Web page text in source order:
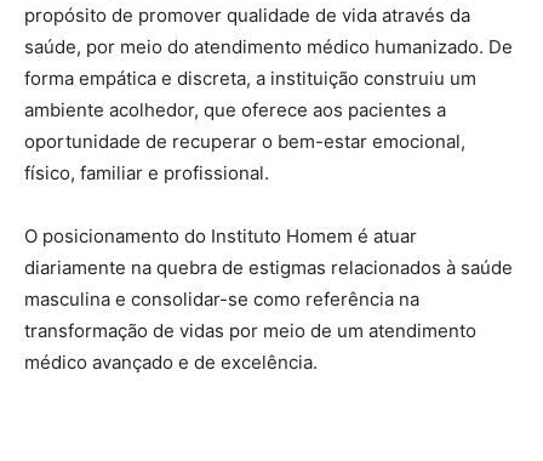
propósito de promover qualidade de vida através da
saúde, por meio do atendimento médico humanizado. De
forma empática e discreta, a instituição construiu um
ambiente acolhedor, que oferece aos pacientes a
oportunidade de recuperar o bem-estar emocional,
físico, familiar e profissional.
O posicionamento do Instituto Homem é atuar
diariamente na quebra de estigmas relacionados à saúde
masculina e consolidar-se como referência na
transformação de vidas por meio de um atendimento
médico avançado e de excelência.